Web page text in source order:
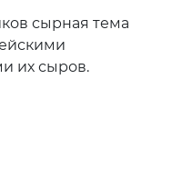
сырная тема
их сыров.